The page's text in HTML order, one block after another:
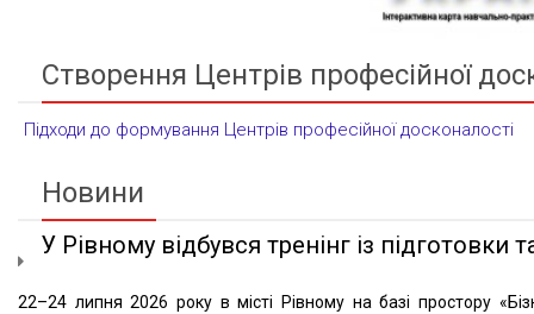
Створення Центрів професійної
Підходи до формування Центрів професійної досконалості
Новини
У Рівному відбувся тренінг із підготовки
22–24 липня 2026 року в місті Рівному на базі простору